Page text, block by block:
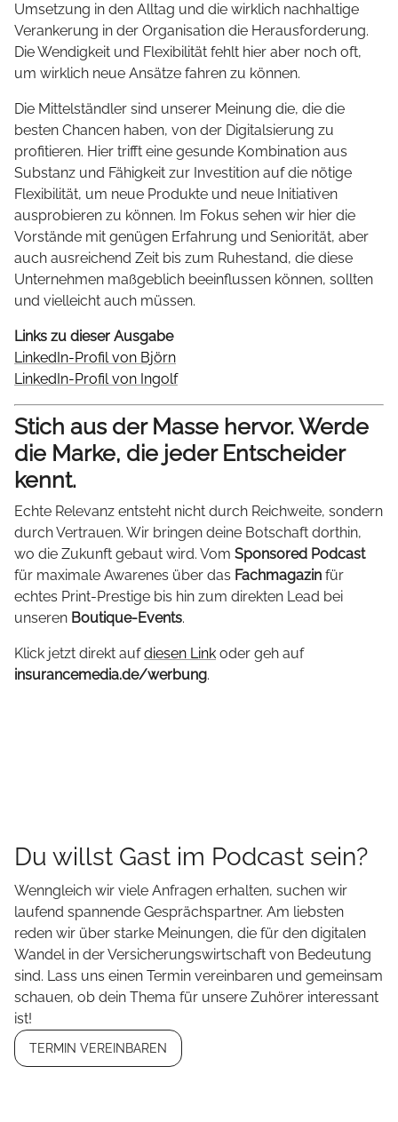
Umsetzung in den Alltag und die wirklich nachhaltige
Verankerung in der Organisation die Herausforderung.
Die Wendigkeit und Flexibilität fehlt hier aber noch oft,
um wirklich neue Ansätze fahren zu können.
Die Mittelständler sind unserer Meinung die, die die
besten Chancen haben, von der Digitalsierung zu
profitieren. Hier trifft eine gesunde Kombination aus
Substanz und Fähigkeit zur Investition auf die nötige
Flexibilität, um neue Produkte und neue Initiativen
ausprobieren zu können. Im Fokus sehen wir hier die
Vorstände mit genügen Erfahrung und Seniorität, aber
auch ausreichend Zeit bis zum Ruhestand, die diese
Unternehmen maßgeblich beeinflussen können, sollten
und vielleicht auch müssen.
Links zu dieser Ausgabe
LinkedIn-Profil von Björn
LinkedIn-Profil von Ingolf
Stich aus der Masse hervor. Werde
die Marke, die jeder Entscheider
kennt.
Echte Relevanz entsteht nicht durch Reichweite, sondern
durch Vertrauen. Wir bringen deine Botschaft dorthin,
wo die Zukunft gebaut wird. Vom Sponsored Podcast
für maximale Awarenes über das Fachmagazin für
echtes Print-Prestige bis hin zum direkten Lead bei
unseren Boutique-Events.
Klick jetzt direkt aufdiesen Link oder geh auf
insurancemedia.de/werbung.
Du willst Gast im Podcast sein?
Wenngleich wir viele Anfragen erhalten, suchen wir
laufend spannende Gesprächspartner. Am liebsten
reden wir über starke Meinungen, die für den digitalen
Wandel in der Versicherungswirtschaft von Bedeutung
sind. Lass uns einen Termin vereinbaren und gemeinsam
schauen, ob dein Thema für unsere Zuhörer interessant
ist!
TERMIN VEREINBAREN